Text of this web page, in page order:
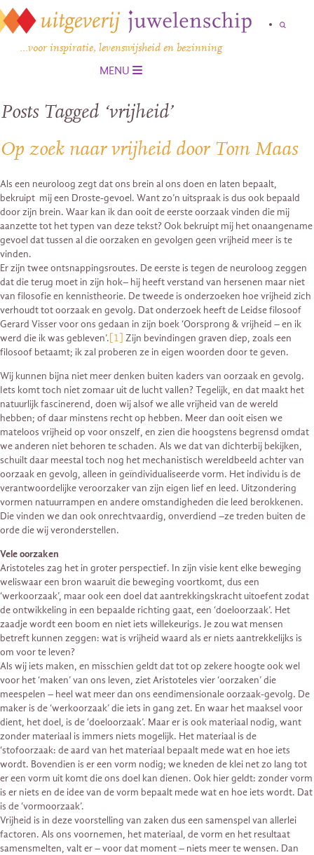
…voor inspiratie, levenswijsheid en bezinning
MENU
Posts Tagged ‘vrijheid’
Op zoek naar vrijheid door Tom Maas
Als een neuroloog zegt dat ons brein al ons doen en laten bepaalt,
bekruipt mij een Droste-gevoel. Want zo’n uitspraak is dus ook bepaald
door zijn brein. Waar kan ik dan ooit de eerste oorzaak vinden die mij
aanzette tot het typen van deze tekst? Ook bekruipt mij het onaangename
gevoel dat tussen al die oorzaken en gevolgen geen vrijheid meer is te
vinden.
Er zijn twee ontsnappingsroutes. De eerste is tegen de neuroloog zeggen
dat die terug moet in zijn hok– hij heeft verstand van hersenen maar niet
van filosofie en kennistheorie. De tweede is onderzoeken hoe vrijheid zich
verhoudt tot oorzaak en gevolg. Dat onderzoek heeft de Leidse filosoof
Gerard Visser voor ons gedaan in zijn boek ‘Oorsprong & vrijheid – en ik
werd die ik was gebleven’. [1] Zijn bevindingen graven diep, zoals een
filosoof betaamt; ik zal proberen ze in eigen woorden door te geven.
Wij kunnen bijna niet meer denken buiten kaders van oorzaak en gevolg.
Iets komt toch niet zomaar uit de lucht vallen? Tegelijk, en dat maakt het
natuurlijk fascinerend, doen wij alsof we alle vrijheid van de wereld
hebben; of daar minstens recht op hebben. Meer dan ooit eisen we
mateloos vrijheid op voor onszelf, en zien die hoogstens begrensd omdat
we anderen niet behoren te schaden. Als we dat van dichterbij bekijken,
schuilt daar meestal toch nog het mechanistisch wereldbeeld achter van
oorzaak en gevolg, alleen in geïndividualiseerde vorm. Het individu is de
verantwoordelijke veroorzaker van zijn eigen lief en leed. Uitzondering
vormen natuurrampen en andere omstandigheden die leed berokkenen.
Die vinden we dan ook onrechtvaardig, onverdiend –ze treden buiten de
orde die wij veronderstellen.
Vele oorzaken
Aristoteles zag het in groter perspectief. In zijn visie kent elke beweging
weliswaar een bron waaruit die beweging voortkomt, dus een
‘werkoorzaak’, maar ook een doel dat aantrekkingskracht uitoefent zodat
de ontwikkeling in een bepaalde richting gaat, een ‘doeloorzaak’. Het
zaadje wordt een boom en niet iets willekeurigs. Je zou wat mensen
betreft kunnen zeggen: wat is vrijheid waard als er niets aantrekkelijks is
om voor te leven?
Als wij iets maken, en misschien geldt dat tot op zekere hoogte ook wel
voor het ‘maken’ van ons leven, ziet Aristoteles vier ‘oorzaken’ die
meespelen – heel wat meer dan ons eendimensionale oorzaak-gevolg. De
maker is de ‘werkoorzaak’ die iets in gang zet. En waar het maaksel voor
dient, het doel, is de ‘doeloorzaak’. Maar er is ook materiaal nodig, want
zonder materiaal is immers niets mogelijk. Het materiaal is de
‘stofoorzaak: de aard van het materiaal bepaalt mede wat en hoe iets
wordt. Bovendien is er een vorm nodig; we kneden de klei net zo lang tot
er een vorm uit komt die ons doel kan dienen. Ook hier geldt: zonder vorm
is er niets en de idee van de vorm bepaalt mede wat en hoe iets wordt. Dat
is de ‘vormoorzaak’.
Vrijheid is in deze voorstelling van zaken dus een samenspel van allerlei
factoren. Als ons voornemen, het materiaal, de vorm en het resultaat
samensmelten, valt er – voor dat moment – niets meer te wensen. Dan